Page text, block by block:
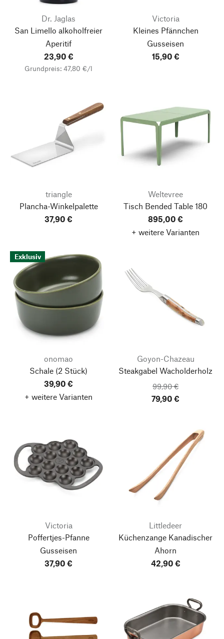
Dr. Jaglas
San Limello alkoholfreier
Aperitif
23,90 €
Grundpreis: 47,80 €/l
Victoria
Kleines Pfännchen
Gusseisen
15,90 €
triangle
Plancha-Winkelpalette
37,90 €
Weltevree
Tisch Bended Table 180
895,00 €
+ weitere Varianten
Exklusiv
onomao
Schale (2 Stück)
39,90 €
+ weitere Varianten
Goyon-Chazeau
Steakgabel Wacholderholz
99,90 €
79,90 €
Victoria
Poffertjes-Pfanne
Gusseisen
37,90 €
Littledeer
Küchenzange Kanadischer
Ahorn
42,90 €